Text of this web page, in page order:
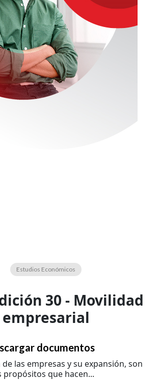
Estudios Económicos
30 - Movilidad
empresarial
documentos
las empresas y su expansión, son
propósitos que hacen...